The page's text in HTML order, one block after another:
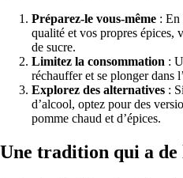
Préparez-le vous-même : En
qualité et vos propres épices,
de sucre.
Limitez la consommation :
réchauffer et se plonger dans
Explorez des alternatives :
d’alcool, optez pour des
pomme chaud et d’épices.
Une tradition qui a de